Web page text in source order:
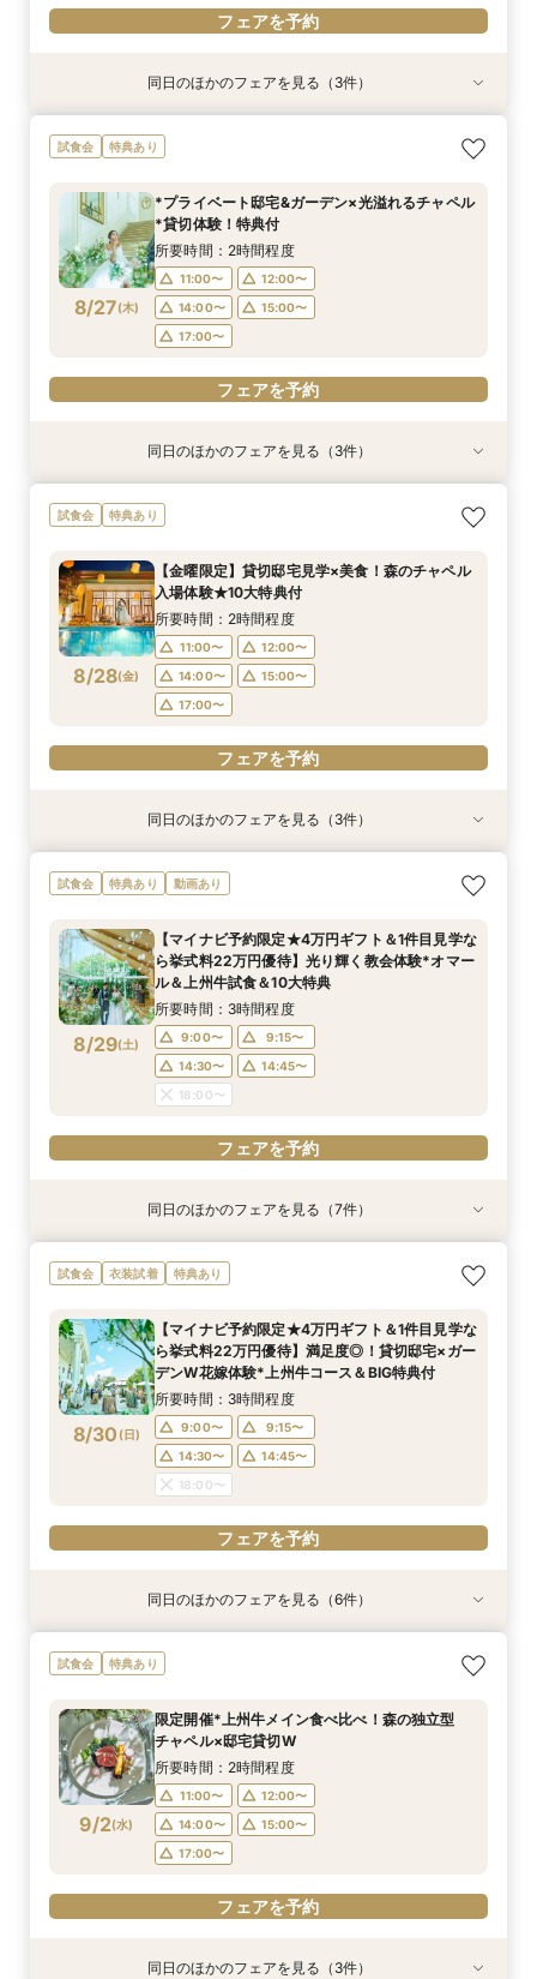
フェアを予約
特典あり
8/26(水)
【少人数W】貸切邸宅でアットホームW×限定プ
ラン＆衣装優待付
11:00〜
12:00〜
15:00〜
フェアを予約
8/26(水)
限定1組★マタニティ限定特典＆”安心”見積相談
×森のチャペル
11:00〜
12:00〜
15:00〜
フェアを予約
8/26(水)
【オンライン相談会】遠方・見学前に自宅でOK#
見積&会場紹介
12:00〜
14:00〜
16:00〜
フェアを予約
同日のほかのフェアを見る（3件）
試食会 特典あり
8/27(木)
*プライベート邸宅&ガーデン×光溢れるチャペル
*貸切体験！特典付
所要時間：2時間程度
11:00〜
12:00〜
14:00〜
15:00〜
17:00〜
フェアを予約
特典あり
8/27(木)
【少人数W】貸切邸宅でアットホームW×限定プ
ラン＆衣装優待付
11:00〜
12:00〜
15:00〜
フェアを予約
8/27(木)
限定1組★マタニティ限定特典＆”安心”見積相談
×森のチャペル
11:00〜
12:00〜
15:00〜
フェアを予約
8/27(木)
【オンライン相談会】遠方・見学前に自宅でOK#
見積&会場紹介
12:00〜
14:00〜
16:00〜
フェアを予約
同日のほかのフェアを見る（3件）
試食会 特典あり
8/28(金)
【金曜限定】貸切邸宅見学×美食！森のチャペル
入場体験★10大特典付
所要時間：2時間程度
11:00〜
12:00〜
14:00〜
15:00〜
17:00〜
フェアを予約
特典あり
8/28(金)
【少人数W】貸切邸宅でアットホームW×限定プ
ラン＆衣装優待付
11:00〜
12:00〜
15:00〜
フェアを予約
8/28(金)
限定1組★マタニティ限定特典＆”安心”見積相談
×森のチャペル
11:00〜
12:00〜
15:00〜
フェアを予約
8/28(金)
【オンライン相談会】遠方・見学前に自宅でOK#
見積&会場紹介
12:00〜
14:00〜
16:00〜
フェアを予約
同日のほかのフェアを見る（3件）
試食会 特典あり 動画あり
8/29(土)
【マイナビ予約限定★4万円ギフト＆1件目見学な
ら挙式料22万円優待】光り輝く教会体験*オマー
ル＆上州牛試食＆10大特典
所要時間：3時間程度
9:00〜
9:15〜
14:30〜
14:45〜
18:00〜
フェアを予約
特典あり 動画あり
8/29(土)
【おもてなし◎料理ランクUP特典】New貸切邸
宅体験×上州牛試食
9:00〜
9:15〜
14:30〜
14:45〜
18:00〜
フェアを予約
特典あり
8/29(土)
＼県内随一の貸切ガーデン／光輝く水×緑のチャ
ペル＆憧れドレス特典×とろける上州牛コース試
所要時間：2時間30分程度
9:00〜
9:15〜
14:30〜
14:45〜
18:00〜
フェアを予約
特典あり
8/29(土)
【よくばりALL体験】自然溢れる挙式体験＆10大
特典＆上州牛コース試食
9:00〜
9:15〜
14:30〜
14:45〜
18:00〜
フェアを予約
特典あり
8/29(土)
限定1組★マタニティ限定特典＆”安心”見積相談
×森のチャペル
9:00〜
9:15〜
14:30〜
14:45〜
18:00〜
フェアを予約
8/29(土)
【遠方の方◎オンライン相談会】スマホで簡単！
豪華5大特典付き
9:00〜
9:15〜
14:30〜
14:45〜
18:00〜
フェアを予約
特典あり
8/29(土)
＼マイナビ予約限定♪／■【憧れ叶うドレス特典
付】白亜の邸宅×階段入場体験*上州牛試食
9:00〜
9:15〜
14:30〜
14:45〜
18:00〜
フェアを予約
特典あり
8/29(土)
初めて見学*お料理重視の方へ◆豪華試食×安心
お見積り相談会
9:00〜
9:15〜
14:30〜
14:45〜
18:00〜
フェアを予約
同日のほかのフェアを見る（7件）
試食会 衣装試着 特典あり
8/30 (日)
【マイナビ予約限定★4万円ギフト＆1件目見学な
ら挙式料22万円優待】満足度◎！貸切邸宅×ガー
デンW花嫁体験*上州牛コース＆BIG特典付
所要時間：3時間程度
9:00〜
9:15〜
14:30〜
14:45〜
18:00〜
フェアを予約
特典あり 動画あり
8/30(日)
【おもてなし◎料理ランクUP特典】New貸切邸
宅体験×上州牛試食
9:00〜
9:15〜
14:30〜
14:45〜
18:00〜
フェアを予約
特典あり
8/30(日)
＼県内随一の貸切ガーデン／光輝く水×緑のチャ
ペル＆憧れドレス特典×とろける上州牛コース試
所要時間：2時間30分程度
14:30〜
14:45〜
18:00〜
フェアを予約
特典あり
8/30(日)
【よくばりALL体験】自然溢れる挙式体験＆10大
特典＆上州牛コース試食
9:00〜
9:15〜
14:30〜
14:45〜
18:00〜
フェアを予約
特典あり
8/30(日)
限定1組★マタニティ限定特典＆”安心”見積相談
×森のチャペル
9:00〜
9:15〜
14:30〜
14:45〜
18:00〜
フェアを予約
8/30(日)
【遠方の方◎オンライン相談会】スマホで簡単！
豪華5大特典付き
9:00〜
9:15〜
14:30〜
14:45〜
18:00〜
フェアを予約
特典あり
8/30(日)
【少人数会食プラン】貸切邸宅で叶えるアット
ホームウェディング♪限定プラン＆衣装優待付き
9:00〜
9:15〜
14:30〜
14:45〜
18:00〜
フェアを予約
同日のほかのフェアを見る（6件）
試食会 特典あり
9/2(水)
限定開催*上州牛メイン食べ比べ！森の独立型
チャペル×邸宅貸切W
所要時間：2時間程度
11:00〜
12:00〜
14:00〜
15:00〜
17:00〜
フェアを予約
特典あり同日のほかのフェアを見る（3件）